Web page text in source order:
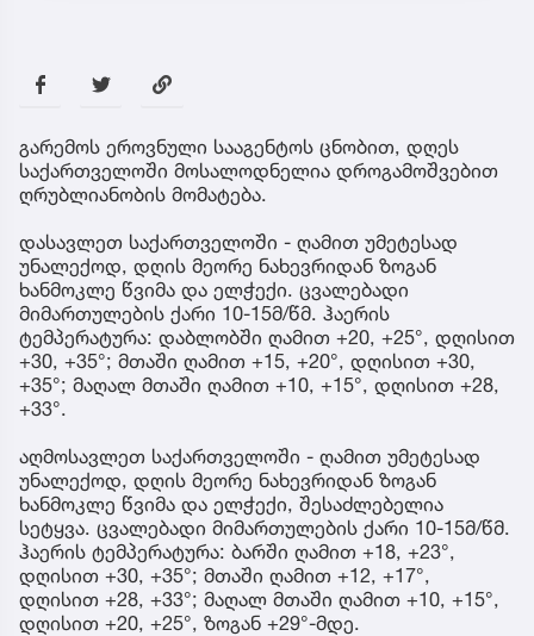
გარემოს ეროვნული სააგენტოს ცნობით, დღეს
საქართველოში მოსალოდნელია დროგამოშვებით
ღრუბლიანობის მომატება.
დასავლეთ საქართველოში - ღამით უმეტესად
უნალექოდ, დღის მეორე ნახევრიდან ზოგან
ხანმოკლე წვიმა და ელჭექი. ცვალებადი
მიმართულების ქარი 10-15მ/წმ. ჰაერის
ტემპერატურა: დაბლობში ღამით +20, +25°, დღისით
+30, +35°; მთაში ღამით +15, +20°, დღისით +30,
+35°; მაღალ მთაში ღამით +10, +15°, დღისით +28,
+33°.
აღმოსავლეთ საქართველოში - ღამით უმეტესად
უნალექოდ, დღის მეორე ნახევრიდან ზოგან
ხანმოკლე წვიმა და ელჭექი, შესაძლებელია
სეტყვა. ცვალებადი მიმართულების ქარი 10-15მ/წმ.
ჰაერის ტემპერატურა: ბარში ღამით +18, +23°,
დღისით +30, +35°; მთაში ღამით +12, +17°,
დღისით +28, +33°; მაღალ მთაში ღამით +10, +15°,
დღისით +20, +25°, ზოგან +29°-მდე.